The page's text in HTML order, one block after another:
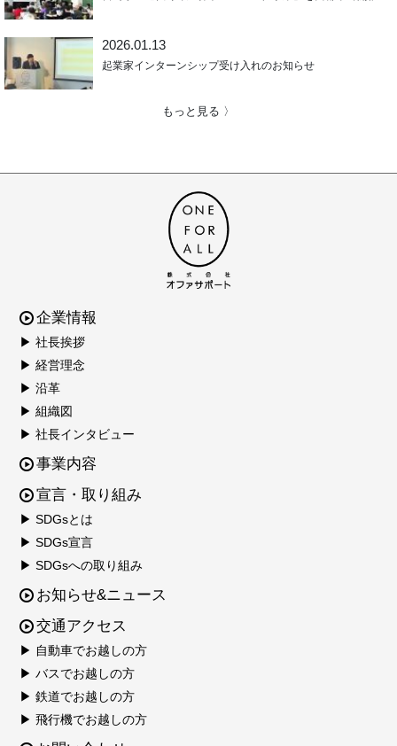
2026.01.13
起業家インターンシップ受け入れのお知らせ
もっと見る 〉
企業情報
▶ 社長挨拶
▶ 経営理念
▶ 沿革
▶ 組織図
▶ 社長インタビュー
事業内容
宣言・取り組み
▶ SDGsとは
▶ SDGs宣言
▶ SDGsへの取り組み
お知らせ&ニュース
交通アクセス
▶ 自動車でお越しの方
▶ バスでお越しの方
▶ 鉄道でお越しの方
▶ 飛行機でお越しの方